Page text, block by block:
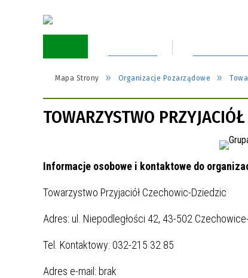
Mapa Strony Organizacje Pozarządowe
TOWARZYSTWO
Informacje osobowe i kontaktowe do
Towarzystwo Przyjaciół Czechowic-Dziedzic
Adres: ul. Niepodległości 42, 43-502
Tel. Kontaktowy: 032-215 32 85
Adres e-mail: brak